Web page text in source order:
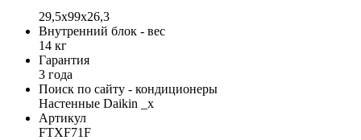
29,5x99x26,3
Внутренний блок - вес
14 кг
Гарантия
3 года
Поиск по сайту - кондиционеры
Настенные Daikin _x
Артикул
FTXF71F